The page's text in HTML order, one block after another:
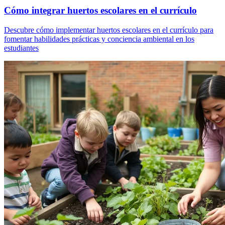
Cómo integrar huertos escolares en el currículo
Descubre cómo implementar huertos escolares en el currículo para
fomentar habilidades prácticas y conciencia ambiental en los
estudiantes